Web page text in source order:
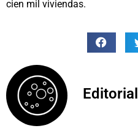
cien mil viviendas.
Editorial